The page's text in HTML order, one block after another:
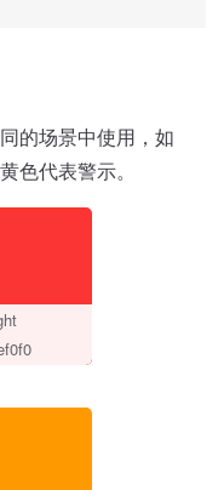
的场景中使用，如
色代表警示。